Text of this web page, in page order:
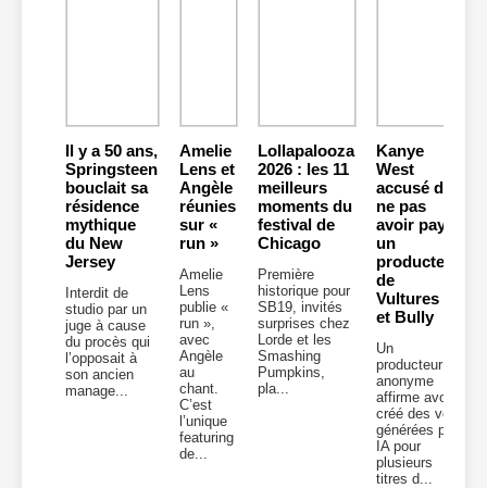
Il y a 50 ans,
Springsteen
bouclait sa
résidence
mythique
du New
Jersey
Interdit de
studio par un
juge à cause
du procès qui
l’opposait à
son ancien
manage...
Amelie
Lens et
Angèle
réunies
sur «
run »
Amelie
Lens
publie «
run »,
avec
Angèle
au
chant.
C’est
l’unique
featuring
de...
Lollapalooza
2026 : les 11
meilleurs
moments du
festival de
Chicago
Première
historique pour
SB19, invités
surprises chez
Lorde et les
Smashing
Pumpkins,
pla...
Kanye
West
accusé de
ne pas
avoir payé
un
producteur
de
Vultures 2
et Bully
Un
producteur
anonyme
affirme avoir
créé des voix
générées par
IA pour
plusieurs
titres d...